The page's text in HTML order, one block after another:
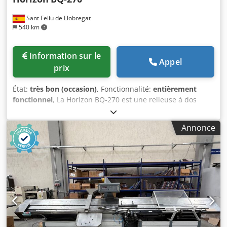
Sant Feliu de Llobregat
540 km
prix
Appel
État: très bon (occasion), Fonctionnalité: entièrement
fonctionnel, La Horizon BQ-270 est une relieuse à dos
carré collé à une pince, conçue pour les productions
professionnelles qui nécessitent une qualité constante,
une grande facilité d'utilisation et des changements de
format rapides. Ce modèle combine automatisation et
précision, permettant de produire des livres avec des
finitions professionnelles (dos carré et collage uniforme),
même avec des opérateurs non spécialisés. Grâce à son
système automatisé et à son interface intuitive, elle est
idéale pour les tirages courts et moyens. Caractéristiques
principales : Relieuse à une pince Système de collage à
chaud avec fraisage du dos Alimentateur automatique de
Annonce